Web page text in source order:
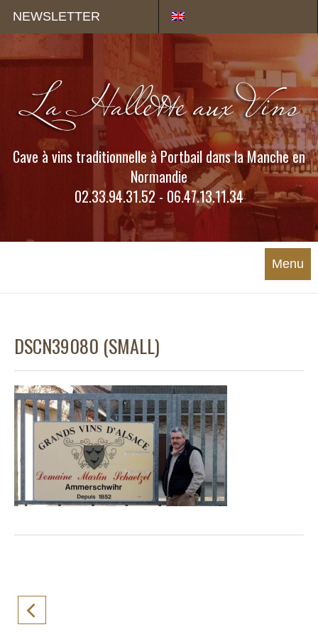
NEWSLETTER
Cave à vins traditionnelle à Portbail dans la Manche en
Normandie
02.33.94.31.52 - 06.47.13.11.34
Menu
DSCN39080 (SMALL)
Panneau de gestion des cookies